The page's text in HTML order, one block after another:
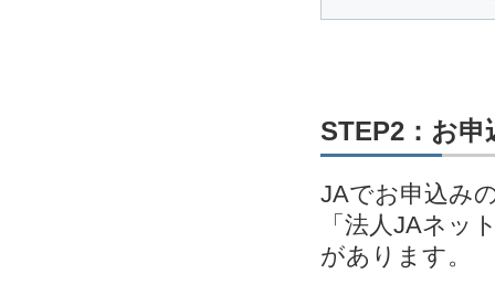
STEP2：お申
JAでお申込み
「法人JAネッ
があります。